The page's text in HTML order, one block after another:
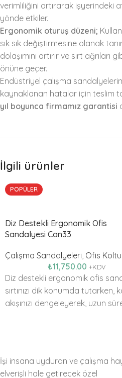
verimliliğini artırarak işyerindeki
yönde etkiler.
Ergonomik oturuş düzeni;
sık sık değiştirmesine olanak
dolaşımını artırır ve sırt ağrıları
önüne geçer.
Endüstriyel çalışma
kaynaklanan hatalar için teslim
yıl boyunca firmamız garantisi
İlgili ürünler
POPÜLER
Diz Destekli Ergonomik Ofis
Sandalyesi Can33
Çalışma Sandalyeleri, Ofis
₺11,750.00 +KDV
Diz destekli ergonomik ofis
sırtınızı dik konumda tutarken,
akışınızı dengeleyerek, uzun
İşi insana uyduran ve çalışma
elverişli hale getirecek özel